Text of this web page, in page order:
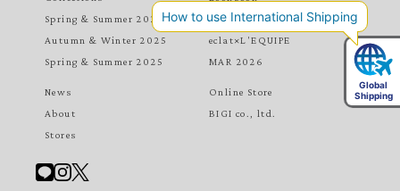
Spring & Summer 2026
Autumn & Winter 2025
Spring & Summer 2025
MAY 2026
eclat×L'EQUIPE
MAR 2026
News
About
Stores
Online Store
BIGI co., ltd.